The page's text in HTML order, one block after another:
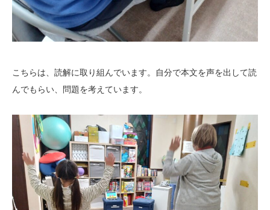
こちらは、読解に取り組んでいます。自分で本文を声を出して読
んでもらい、問題を考えています。